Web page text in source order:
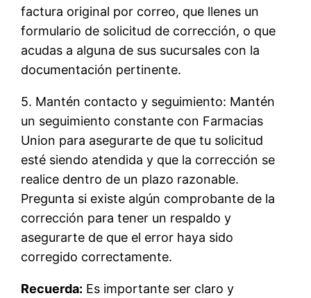
factura original por correo, que llenes un
formulario de solicitud de corrección, o que
acudas a alguna de sus sucursales con la
documentación pertinente.
5. Mantén contacto y seguimiento: Mantén
un seguimiento constante con Farmacias
Union para asegurarte de que tu solicitud
esté siendo atendida y que la corrección se
realice dentro de un plazo razonable.
Pregunta si existe algún comprobante de la
corrección para tener un respaldo y
asegurarte de que el error haya sido
corregido correctamente.
Recuerda: Es importante ser claro y